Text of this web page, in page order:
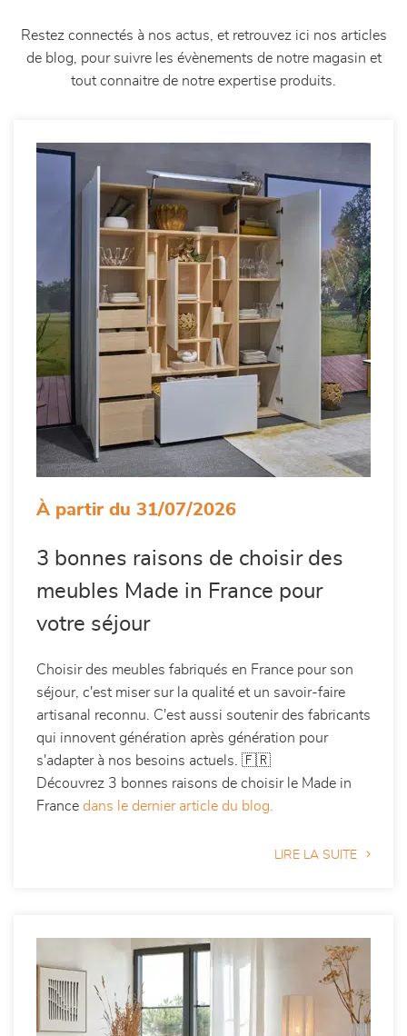
Restez connectés à nos actus, et retrouvez ici nos articles
de blog, pour suivre les évènements de notre magasin et
tout connaitre de notre expertise produits.
À partir du 31/07/2026
3 bonnes raisons de choisir des
meubles Made in France pour
votre séjour
Choisir des meubles fabriqués en France pour son
séjour, c'est miser sur la qualité et un savoir-faire
artisanal reconnu. C'est aussi soutenir des fabricants
qui innovent génération après génération pour
s'adapter à nos besoins actuels. 🇫🇷
Découvrez 3 bonnes raisons de choisir le Made in
France dans le dernier article du blog.
LIRE LA SUITE